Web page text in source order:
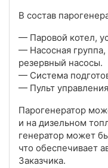
В состав
— Паровой котел,
— Насосная
резервный насосы.
— Система
— Пульт
Парогенератор
и на дизельном
генератор может
что обеспечивает
Заказчика.